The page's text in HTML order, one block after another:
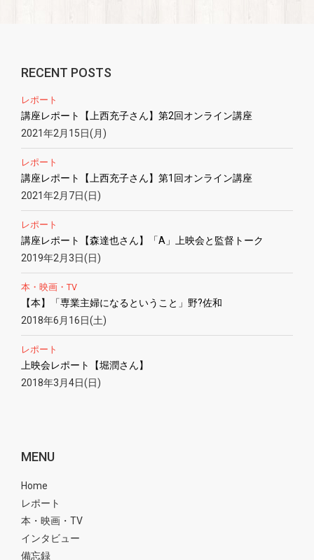
RECENT POSTS
レポート
講座レポート【上西充子さん】第2回オンライン講座
2021年2月15日(月)
レポート
講座レポート【上西充子さん】第1回オンライン講座
2021年2月7日(日)
レポート
講座レポート【森達也さん】「A」上映会と監督トーク
2019年2月3日(日)
本・映画・TV
【本】「専業主婦になるということ」野?佐和
2018年6月16日(土)
レポート
上映会レポート【堀潤さん】
2018年3月4日(日)
MENU
Home
レポート
本・映画・TV
インタビュー
備忘録